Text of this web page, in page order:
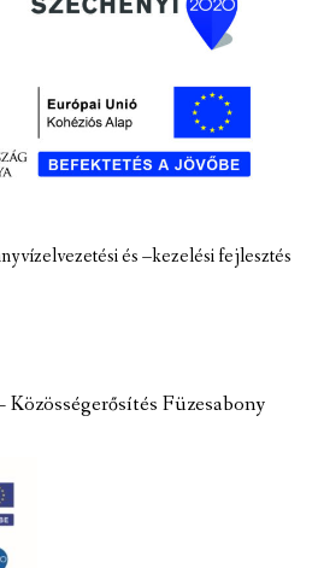
és –kezelési fejlesztés
Füzesabony